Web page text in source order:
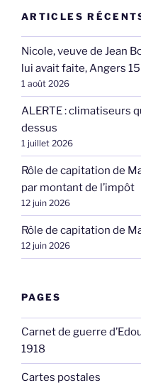
ARTICLES
Nicole, veuve de Jean
lui avait faite, Angers
1 août 2026
ALERTE : climatiseurs
dessus
1 juillet 2026
Rôle de capitation de
par montant de l’impôt
12 juin 2026
Rôle de capitation de
12 juin 2026
PAGES
Carnet de guerre
1918
Cartes postales